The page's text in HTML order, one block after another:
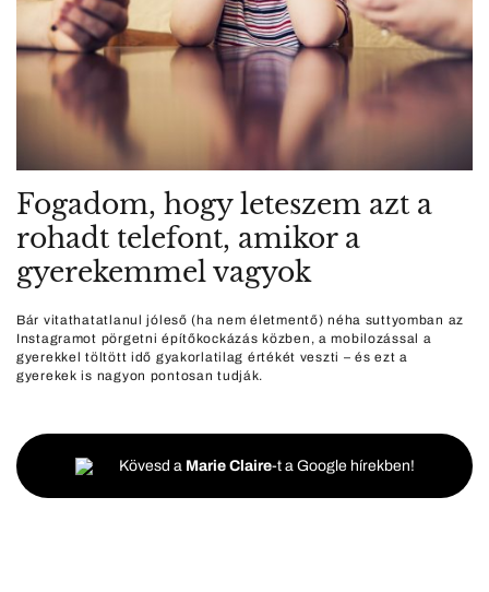
Fogadom, hogy leteszem azt a
rohadt telefont, amikor a
gyerekemmel vagyok
Bár vitathatatlanul jóleső (ha nem életmentő) néha suttyomban az
Instagramot pörgetni építőkockázás közben, a mobilozással a
gyerekkel töltött idő gyakorlatilag értékét veszti – és ezt a
gyerekek is nagyon pontosan tudják.
Kövesd a Marie Claire-t a Google hírekben!